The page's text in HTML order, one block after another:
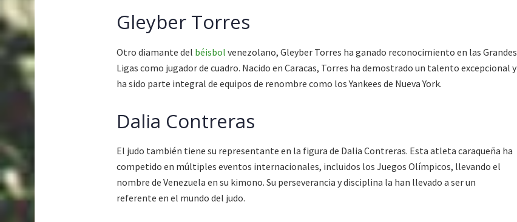
Gleyber Torres
Otro diamante del béisbol venezolano, Gleyber Torres ha ganado reconocimiento en las Grandes
Ligas como jugador de cuadro. Nacido en Caracas, Torres ha demostrado un talento excepcional y
ha sido parte integral de equipos de renombre como los Yankees de Nueva York.
Dalia Contreras
El judo también tiene su representante en la figura de Dalia Contreras. Esta atleta caraqueña ha
competido en múltiples eventos internacionales, incluidos los Juegos Olímpicos, llevando el
nombre de Venezuela en su kimono. Su perseverancia y disciplina la han llevado a ser un
referente en el mundo del judo.